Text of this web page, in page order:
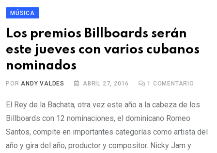
MÚSICA
Los premios Billboards serán
este jueves con varios cubanos
nominados
PORANDY VALDES ABRIL 27, 2016 1 COMENTARIO
El Rey de la Bachata, otra vez este año a la cabeza de los
Billboards con 12 nominaciones, el dominicano Romeo
Santos, compite en importantes categorías como artista del
año y gira del año, productor y compositor. Nicky Jam y